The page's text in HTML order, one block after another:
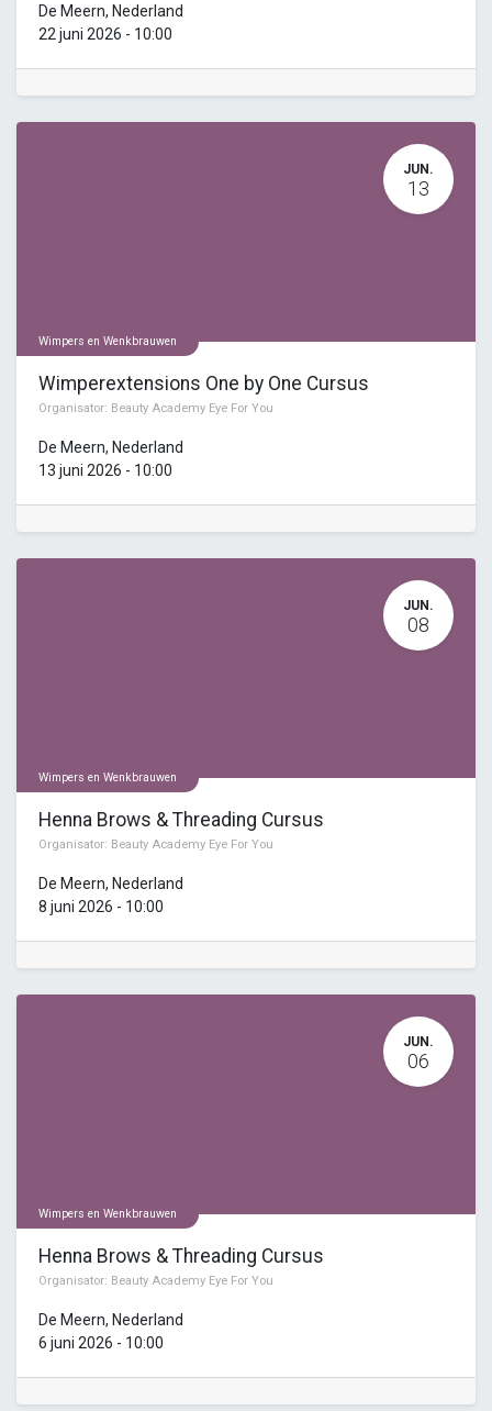
De Meern, Nederland
22 juni 2026 - 10:00
JUN.
13
Wimpers en Wenkbrauwen
Wimperextensions One by One Cursus
Organisator: Beauty Academy Eye For You
De Meern, Nederland
13 juni 2026 - 10:00
JUN.
08
Wimpers en Wenkbrauwen
Henna Brows & Threading Cursus
Organisator: Beauty Academy Eye For You
De Meern, Nederland
8 juni 2026 - 10:00
JUN.
06
Wimpers en Wenkbrauwen
Henna Brows & Threading Cursus
Organisator: Beauty Academy Eye For You
De Meern, Nederland
6 juni 2026 - 10:00